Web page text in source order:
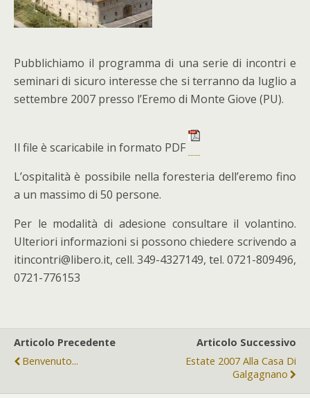
Pubblichiamo il programma di una serie di incontri e
seminari di sicuro interesse che si terranno da luglio a
settembre 2007 presso l’Eremo di Monte Giove (PU).
Il file è scaricabile in formato PDF
L’ospitalità è possibile nella foresteria dell’eremo fino
a un massimo di 50 persone.
Per le modalità di adesione consultare il volantino.
Ulteriori informazioni si possono chiedere scrivendo a
itincontri@libero.it, cell. 349-4327149, tel. 0721-809496,
0721-776153
Articolo Precedente
Benvenuto...
Articolo Successivo
Estate 2007 Alla Casa Di
Galgagnano